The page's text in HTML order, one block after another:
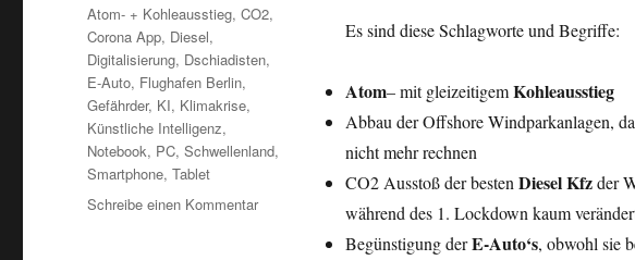
Es sind diese Schlagworte und Begriffe:
Atom– mit gleizeitigemKohleausstieg
Abbau der Offshore Windparkanlagen,
nicht mehr rechnen
CO2 Ausstoß der besten Diesel Kfzder
während des 1. Lockdown kaum
Begünstigung derE-Auto‘s, obwohl sie
Schlagwörter
Atom- + Kohleausstieg,CO2,
Corona App, Diesel,
Digitalisierung, Dschiadisten,
E-Auto, Flughafen Berlin,
Gefährder, KI, Klimakrise,
Künstliche Intelligenz,
Notebook, PC,Schwellenland,
Smartphone,Tablet
Schreibe einen Kommentarzu
Deutschland